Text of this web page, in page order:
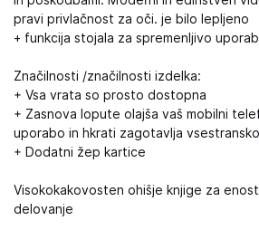
pravi privlačnost za oči. je bilo lepljeno
+ funkcija stojala za spremenljivo
Značilnosti /značilnosti izdelka:
+ Vsa vrata so prosto dostopna
+ Zasnova lopute olajša vaš mobilni
uporabo in hkrati zagotavlja
+ Dodatni žep kartice
Visokokakovosten ohišje knjige za
delovanje